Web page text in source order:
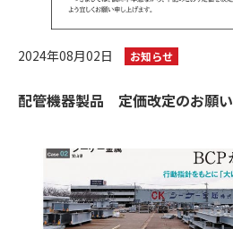
2024年08月02日 お知らせ
配管機器製品 定価改定のお願い